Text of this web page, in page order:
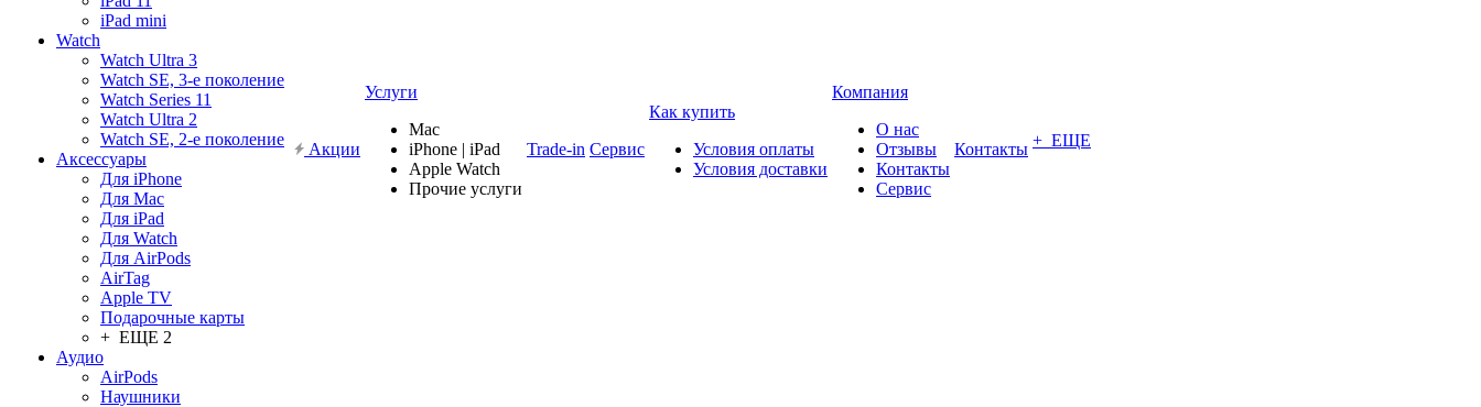
iPad mini
Watch
Watch Ultra 3
Watch SE, 3-е поколение
Watch Series 11
Watch Ultra 2
Watch SE, 2-е поколение
Аксессуары
Для iPhone
Для Mac
Для iPad
Для Watch
Для AirPods
AirTag
Apple TV
Подарочные карты
+ ЕЩЕ 2
Аудио
AirPods
Наушники
Акции
Услуги
Mac
iPhone | iPad
Apple Watch
Прочие услуги
Trade-in Сервис
Как купить
Условия оплаты
Условия доставки
Компания
О нас
Отзывы
Контакты
Сервис
Контакты + ЕЩЕ